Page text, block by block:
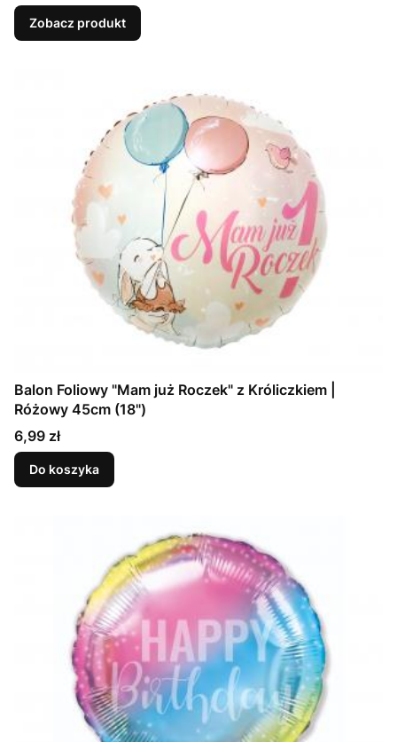
Zobacz produkt
Balon Foliowy "Mam już Roczek" z Króliczkiem |
Różowy 45cm (18")
Cena
6,99 zł
Do koszyka